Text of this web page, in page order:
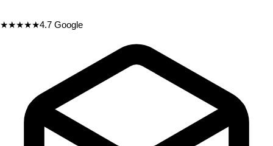
★★★★★4.7 Google